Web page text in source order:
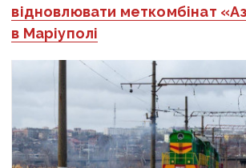
відновлювати меткомбінат
в Маріуполі